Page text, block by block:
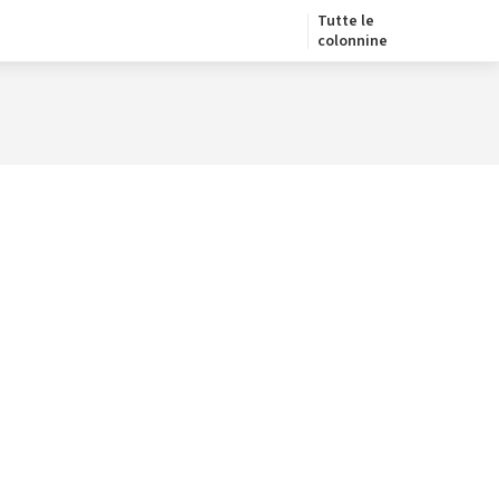
Tutte le
colonnine